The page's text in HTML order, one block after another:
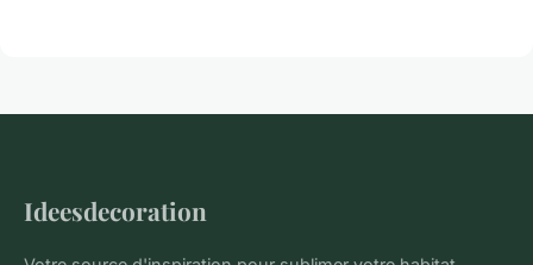
Ideesdecoration